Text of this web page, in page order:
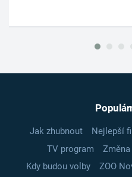
Jak zhubnout Nejlepší
TV program
Kdy budou volby
ZOO